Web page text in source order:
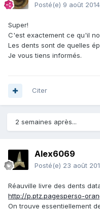
Posté(e) 9 août 2014
Super!
C'est exactement ce qu'il
Les dents sont de quelles
Je vous tiens informés.
Citer
2 semaines après...
Alex6069
Posté(e) 23 août
Réauville livre des dents
http://p.ptz.pagesperso-
On trouve essentiellement